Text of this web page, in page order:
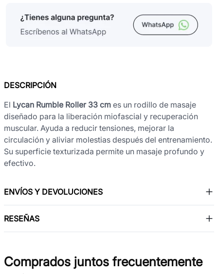
DESCRIPCIÓN
El Lycan Rumble Roller 33 cm es un rodillo de masaje
diseñado para la liberación miofascial y recuperación
muscular. Ayuda a reducir tensiones, mejorar la
circulación y aliviar molestias después del entrenamiento.
Su superficie texturizada permite un masaje profundo y
efectivo.
ENVÍOS Y DEVOLUCIONES
RESEÑAS
Comprados juntos frecuentemente